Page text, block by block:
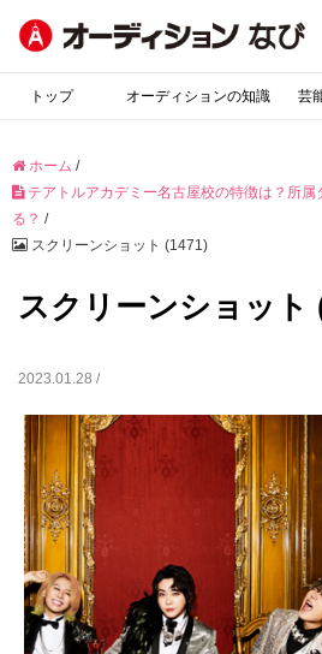
トップ オーディションの知識 芸
ホーム /
テアトルアカデミー名古屋校の特徴は？所
る？ /
スクリーンショット (1471)
スクリーンショット
2023.01.28 /